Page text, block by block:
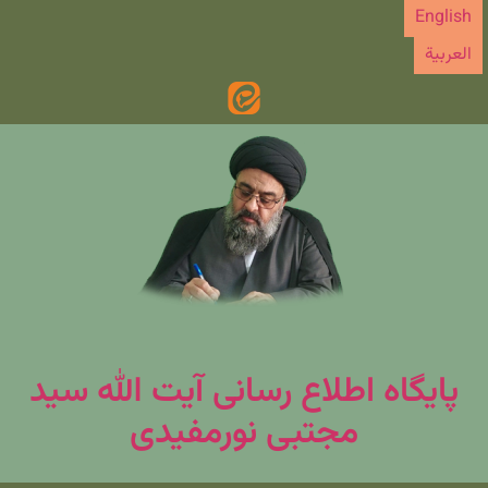
پرش
محتوا
English
العربیة
پایگاه اطلاع رسانی آیت الله سید
مجتبی نورمفیدی